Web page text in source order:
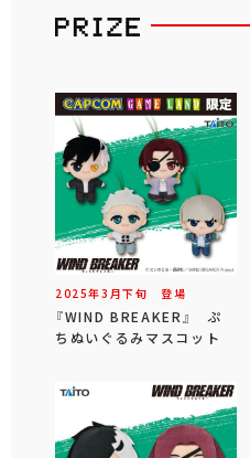
2025年3 月下旬 登場
『WIND BREAKER』 ぷ
ちぬいぐるみマスコット